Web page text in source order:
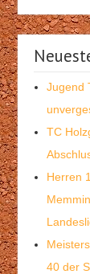
Jugend
TC
Herren
40 der